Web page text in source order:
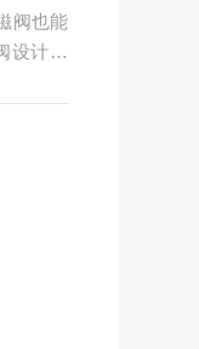
阀也能
设计合